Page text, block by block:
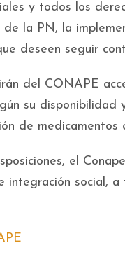
y todos los
de la PN, la
deseen seguir
del CONAPE
su
de medicamentos
el
integración social,